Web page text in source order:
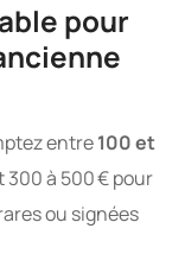
pour
entre100 et
à 500 € pour
ou signées